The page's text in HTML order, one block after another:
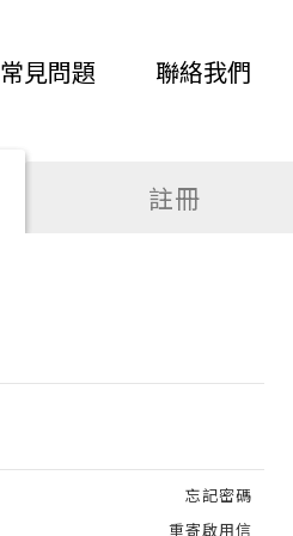
常見問題 聯絡我們
註冊
忘記密碼
重寄啟用信